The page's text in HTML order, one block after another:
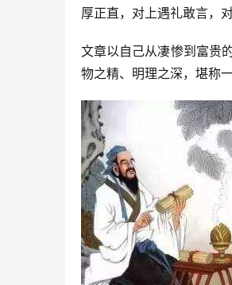
厚正直，对上遇礼敢言，
文章以自己从凄惨到富贵
物之精、明理之深，堪称